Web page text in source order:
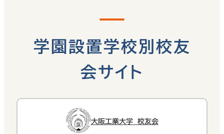
学園設置学校別校友
会サイト
大阪工業大学 校友会